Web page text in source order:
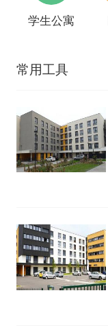
学生公寓
常用工具